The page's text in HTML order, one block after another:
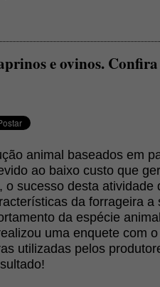
e ovinos.
animal baseados em
ao baixo custo que
o sucesso desta atividade
da forrageira a
da espécie
uma enquete com
utilizadas pelos